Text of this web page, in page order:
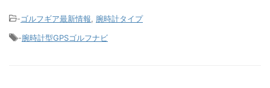
-ゴルフギア最新情報
腕時計タイプ
-腕時計型GPSゴルフナビ